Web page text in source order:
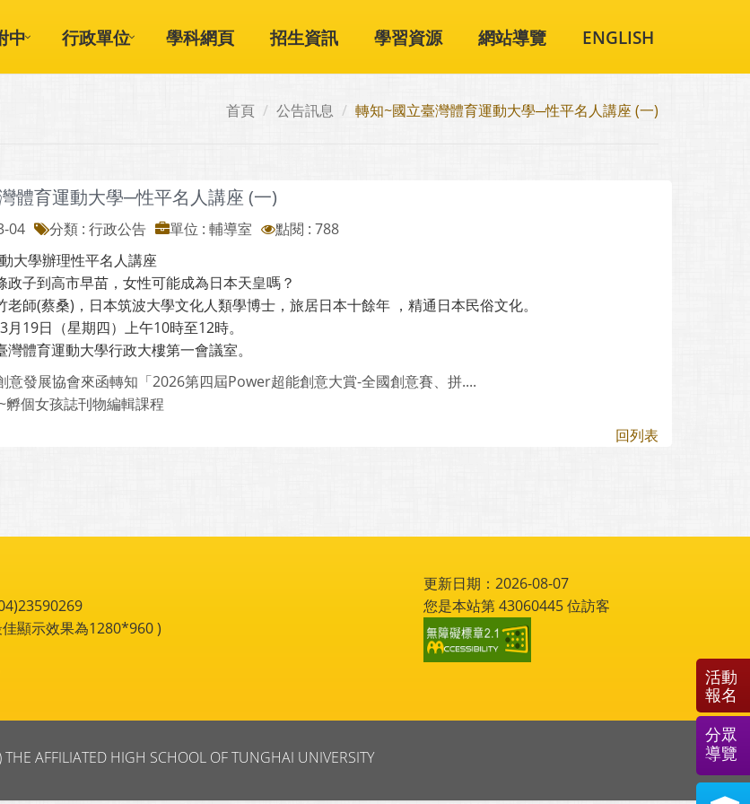
中 行政單位 學科網頁 招生資訊 學習資源 網站導覽 ENGLISH
首頁 公告訊息 轉知~國立臺灣體育運動大學─性平名人講座 (一)
體育運動大學─性平名人講座 (一)
04 分類 : 行政公告 單位 : 輔導室
點閱 : 788
大學辦理性平名人講座
政子到高市早苗，女性可能成為日本天皇嗎？
老師(蔡桑)，日本筑波大學文化人類學博士，旅居日本十餘年 ，精通日本民俗文化。
月19日（星期四）上午10時至12時。
體育運動大學行政大樓第一會議室。
意發展協會來函轉知「2026第四屆Power超能創意大賞-全國創意賽、拼....
孵個女孩誌刊物編輯課程
回列表
顯示效果為1280*960 )
更新日期：2026-08-07
您是本站第43060445位訪客
AFFILIATED HIGH SCHOOL OF TUNGHAI UNIVERSITY
活動
報名
分眾
導覽